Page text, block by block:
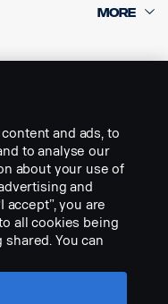
proti obrácení
(zpátečka), schváleno pro
pro levou a pravou
and ads, to
to analyse our
about your use of
and
accept”, you are
all cookies being
You can
you’d like to
of how we